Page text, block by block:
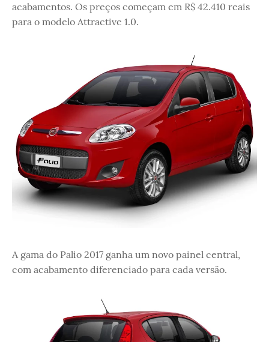
acabamentos. Os preços começam em R$ 42.410 reais
para o modelo Attractive 1.0.
A gama do Palio 2017 ganha um novo painel central,
com acabamento diferenciado para cada versão.